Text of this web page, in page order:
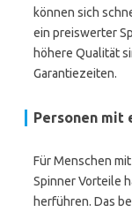
können sich
ein preiswerter
höhere Qualität
Garantiezeiten.
Personen mit
Für Menschen
Spinner Vorteile
herführen. Das